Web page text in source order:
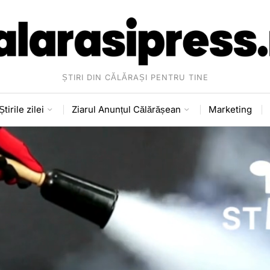
ȘTIRI DIN CĂLĂRAȘI PENTRU TINE
zilei Ziarul Anunțul Călărășean Marketing